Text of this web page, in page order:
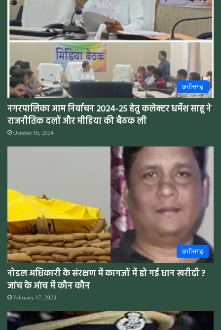
छत्तीसगढ़
नगरपालिका आम निर्वाचन 2024-25 हेतु कलेक्टर धर्मेश साहू ने
राजनीतिक दलों और मीडिया की बैठक ली
October 16, 2024
छत्तीसगढ़
नोडल अधिकारी के संरक्षण में कागजों में हो गई धान खरीदी ?
जांच के आंच में कौन कौन
February 17, 2023